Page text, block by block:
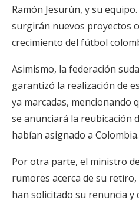
Ramón Jesurún, y su
surgirán nuevos proyectos
crecimiento del fútbol
Asimismo, la federación
garantizó la realización de
ya marcadas, mencionando
se anunciará la reubicación
habían asignado a Colombia.
Por otra parte, el ministro
rumores acerca de su
han solicitado su renuncia